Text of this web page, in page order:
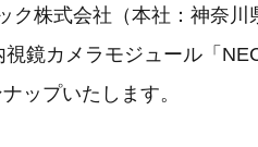
ク株式会社（本社：神奈川
鏡カメラモジュール「
ップいたします。